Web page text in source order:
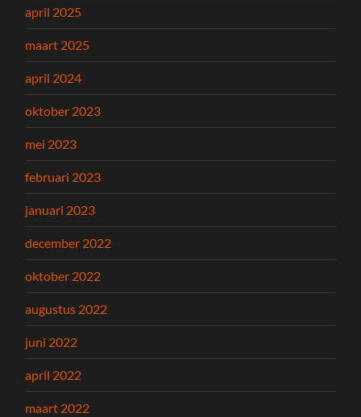
april 2025
maart 2025
april 2024
oktober 2023
mei 2023
februari 2023
januari 2023
december 2022
oktober 2022
augustus 2022
juni 2022
april 2022
maart 2022